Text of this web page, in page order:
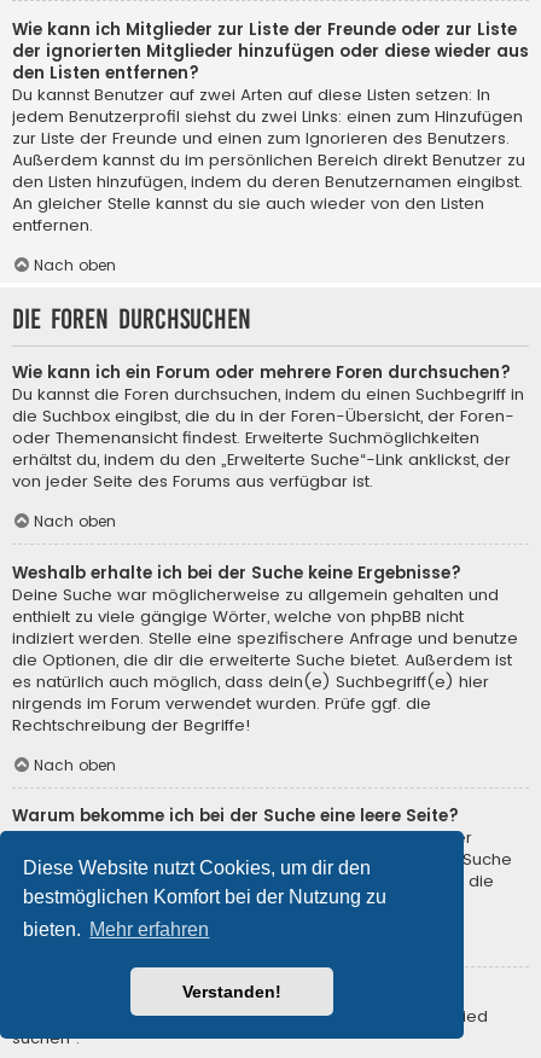
Diese Website nutzt Cookies, um dir den
bestmöglichen Komfort bei der Nutzung zu
bieten. Mehr erfahren
Verstanden!
Wie kann ich Mitglieder zur Liste der Freunde oder zur Liste
der ignorierten Mitglieder hinzufügen oder diese wieder aus
den Listen entfernen?
Du kannst Benutzer auf zwei Arten auf diese Listen setzen: In
jedem Benutzerprofil siehst du zwei Links: einen zum Hinzufügen
zur Liste der Freunde und einen zum Ignorieren des Benutzers.
Außerdem kannst du im persönlichen Bereich direkt Benutzer zu
den Listen hinzufügen, indem du deren Benutzernamen eingibst.
An gleicher Stelle kannst du sie auch wieder von den Listen
entfernen.
Nach oben
Die Foren durchsuchen
Wie kann ich ein Forum oder mehrere Foren durchsuchen?
Du kannst die Foren durchsuchen, indem du einen Suchbegriff in
die Suchbox eingibst, die du in der Foren-Übersicht, der Foren-
oder Themenansicht findest. Erweiterte Suchmöglichkeiten
erhältst du, indem du den „Erweiterte Suche“-Link anklickst, der
von jeder Seite des Forums aus verfügbar ist.
Nach oben
Weshalb erhalte ich bei der Suche keine Ergebnisse?
Deine Suche war möglicherweise zu allgemein gehalten und
enthielt zu viele gängige Wörter, welche von phpBB nicht
indiziert werden. Stelle eine spezifischere Anfrage und benutze
die Optionen, die dir die erweiterte Suche bietet. Außerdem ist
es natürlich auch möglich, dass dein(e) Suchbegriff(e) hier
nirgends im Forum verwendet wurden. Prüfe ggf. die
Rechtschreibung der Begriffe!
Nach oben
Warum bekomme ich bei der Suche eine leere Seite?
Deine Suche lieferte zu viele Ergebnisse, somit konnte der
Webserver sie nicht verarbeiten. Benutze die erweiterte Suche
und gib spezifischere Suchbegriffe ein oder beschränke die
Suche auf verschiedene Unterforen.
Nach oben
Wie kann ich nach Mitgliedern suchen?
Gehe zur Mitgliederliste und klicke auf „Nach einem Mitglied
suchen“.